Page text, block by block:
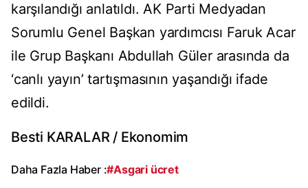
karşılandığı anlatıldı. AK Parti Medyadan
Sorumlu Genel Başkan yardımcısı Faruk Acar
ile Grup Başkanı Abdullah Güler arasında da
‘canlı yayın’ tartışmasının yaşandığı ifade
edildi.
Besti KARALAR / Ekonomim
Daha Fazla Haber :#Asgari ücret